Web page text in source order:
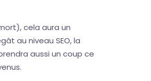
cela aura un
au niveau SEO, la
aussi un coup ce